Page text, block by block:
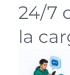
24/7
la